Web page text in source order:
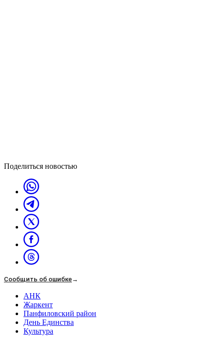
Поделиться новостью
Сообщить об ошибке→
АНК
Жаркент
Панфиловский район
День Единства
Культура